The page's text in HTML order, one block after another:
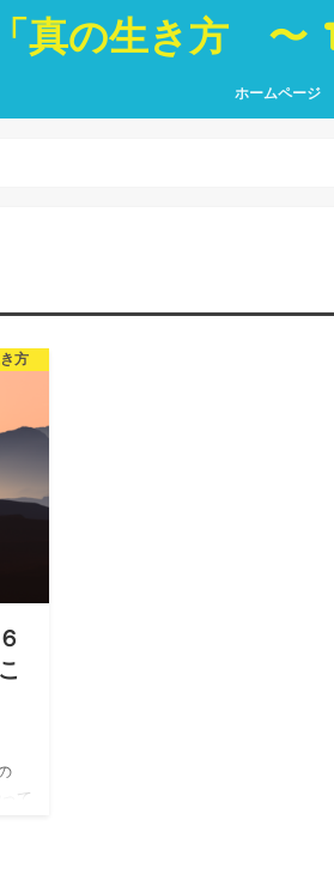
「真の生き方 〜
ホームページ
方
て